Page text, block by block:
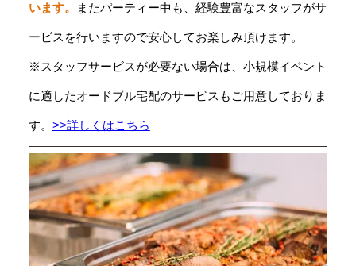
います。 またパーティー中も、経験豊富なスタッフがサ
ービスを行いますので安心してお楽しみ頂けます。
※スタッフサービスが必要ない場合は、小規模イベント
に適したオードブル宅配のサービスもご用意しておりま
す。 >>詳しくはこちら